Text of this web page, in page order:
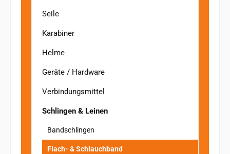
Seile
Karabiner
Helme
Geräte / Hardware
Verbindungsmittel
Schlingen & Leinen
Bandschlingen
Flach- & Schlauchband